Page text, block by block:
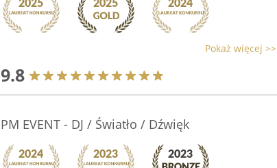
Pokaż więcej >>
9.8
PM EVENT - DJ / Światło / Dźwięk